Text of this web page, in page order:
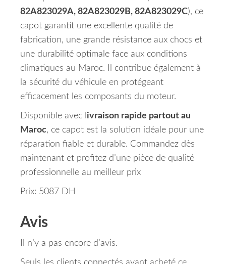
82A823029A, 82A823029B, 82A823029C), ce
capot garantit une excellente qualité de
fabrication, une grande résistance aux chocs et
une durabilité optimale face aux conditions
climatiques au Maroc. Il contribue également à
la sécurité du véhicule en protégeant
efficacement les composants du moteur.
Disponible avec l ivraison rapide partout au
Maroc, ce capot est la solution idéale pour une
réparation fiable et durable. Commandez dès
maintenant et profitez d’une pièce de qualité
professionnelle au meilleur prix
Prix: 5087 DH
Avis
Il n’y a pas encore d’avis.